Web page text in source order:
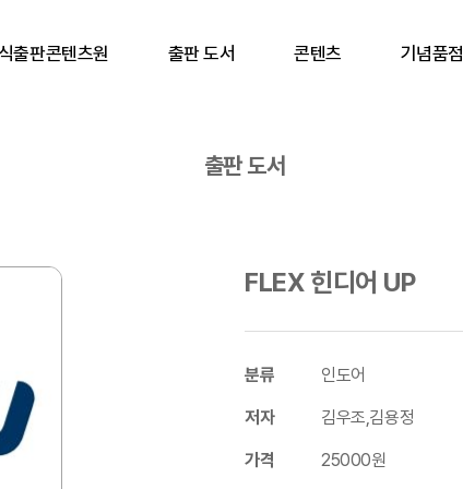
출판콘텐츠원 출판 도서 콘텐츠 기념품점
출판 도서
FLEX 힌디어 UP
분류 인도어
저자 김우조,김용정
가격 25000원